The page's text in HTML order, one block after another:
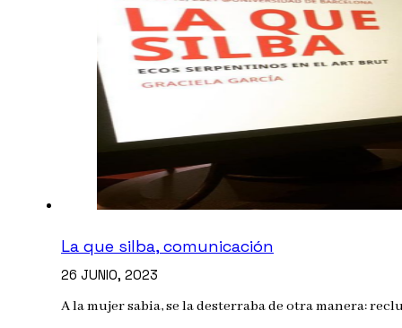
La que silba, comunicación
26 JUNIO, 2023
A la mujer sabia, se la desterraba de otra manera: